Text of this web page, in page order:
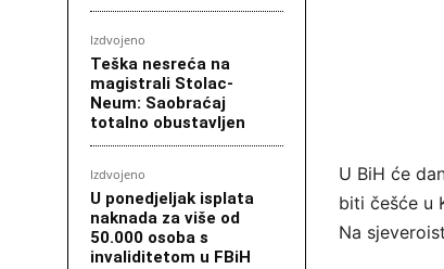
Izdvojeno
Teška nesreća na
magistrali Stolac-
Neum: Saobraćaj
totalno obustavljen
Izdvojeno
U ponedjeljak isplata
naknada za više od
50.000 osoba s
invaliditetom u FBiH
U BiH će
biti češće u
Na